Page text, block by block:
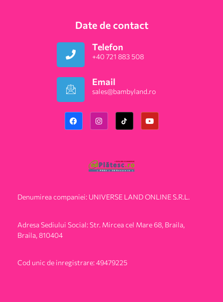
Date de contact
Telefon
+40 721 883 508
Email
sales@bambyland.ro​
Denumirea companiei: UNIVERSE LAND ONLINE S.R.L.
Adresa Sediului Social: Str. Mircea cel Mare 68, Braila,
Braila, 810404
Cod unic de inregistrare: 49479225